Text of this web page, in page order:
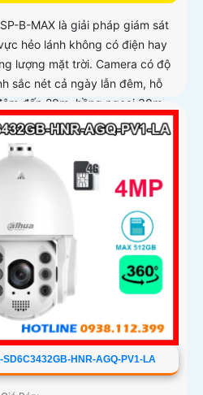
B-MAX là giải pháp giám sát
hẻo lánh không có điện hay
lượng mặt trời. Camera có độ
sắc nét cả ngày lẫn đêm, hỗ
đến 20m, hồng ngoại 30m
HNR-AGQ-PV1-LA